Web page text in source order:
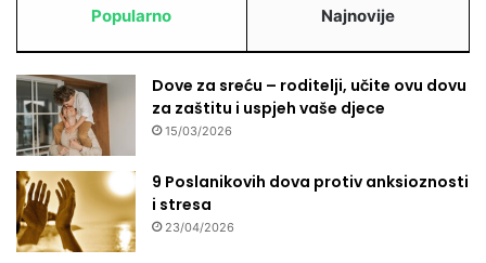
Popularno Najnovije
Dove za sreću – roditelji, učite ovu dovu
za zaštitu i uspjeh vaše djece
15/03/2026
9 Poslanikovih dova protiv anksioznosti
i stresa
23/04/2026